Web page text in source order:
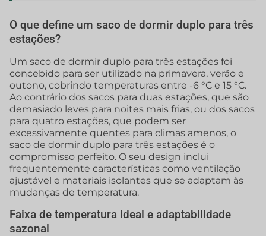
O que define um saco de dormir duplo para três
estações?
Um saco de dormir duplo para três estações foi
concebido para ser utilizado na primavera, verão e
outono, cobrindo temperaturas entre -6 °C e 15 °C.
Ao contrário dos sacos para duas estações, que são
demasiado leves para noites mais frias, ou dos sacos
para quatro estações, que podem ser
excessivamente quentes para climas amenos, o
saco de dormir duplo para três estações é o
compromisso perfeito. O seu design inclui
frequentemente características como ventilação
ajustável e materiais isolantes que se adaptam às
mudanças de temperatura.
Faixa de temperatura ideal e adaptabilidade
sazonal